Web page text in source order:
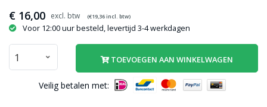
€ 16,00 (€19,36incl. btw)
Voor 12:00 uur besteld, levertijd 3-4 werkdagen
TOEVOEGEN AAN WINKELWAGEN
Veilig betalen met: